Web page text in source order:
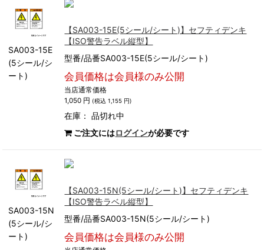
SA003-15E
(5シール/シ
ート)
【SA003-15E(5シール/シート)】セフティデンキ
【ISO警告ラベル縦型】
型番/品番SA003-15E(5シール/シート)
会員価格は会員様のみ公開
当店通常価格
1,050 円 (税込 1,155 円)
在庫：品切れ中
ご注文にはログインが必要です
SA003-15N
(5シール/シ
ート)
【SA003-15N(5シール/シート)】セフティデンキ
【ISO警告ラベル縦型】
型番/品番SA003-15N(5シール/シート)
会員価格は会員様のみ公開